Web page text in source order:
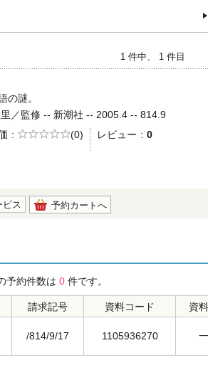
1 件中、 1 件目
の謎。
／監修 -- 新潮社 -- 2005.4 -- 814.9
5段階評価
(0) レビュー 0
ビス 予約カートへ
予約件数は 0 件です。
請求記号 資料コード 資
/814/9/17 1105936270